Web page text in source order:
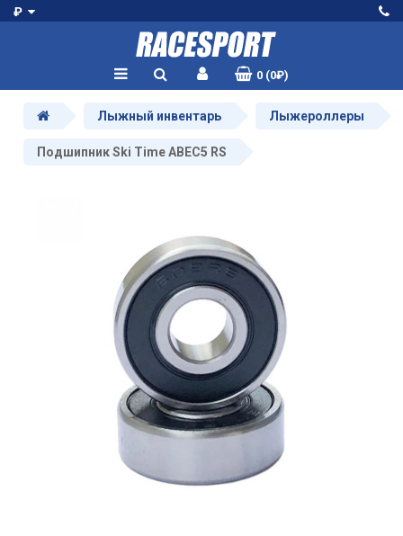
₽
0 (0₽)
Лыжный инвентарь Лыжероллеры
Подшипник Ski Time ABEC5 RS